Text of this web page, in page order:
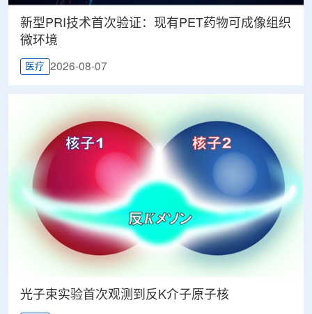
新型PRI技术首次验证：现有PET药物可成像组织
微环境
医疗 2026-08-07
光子束实验首次观测到反K介子原子核